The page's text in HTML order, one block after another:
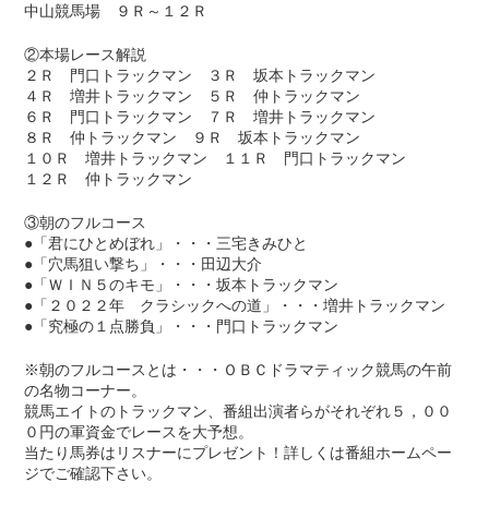
中山競馬場 ９Ｒ～１２Ｒ
②本場レース解説
２Ｒ 門口トラックマン ３Ｒ 坂本トラックマン
４Ｒ 増井トラックマン ５Ｒ 仲トラックマン
６Ｒ 門口トラックマン ７Ｒ 増井トラックマン
８Ｒ 仲トラックマン ９Ｒ 坂本トラックマン
１０Ｒ 増井トラックマン １１Ｒ 門口トラックマン
１２Ｒ 仲トラックマン
③朝のフルコース
●「君にひとめぼれ」・・・三宅きみひと
●「穴馬狙い撃ち」・・・田辺大介
●「ＷＩＮ５のキモ」・・・坂本トラックマン
●「２０２２年 クラシックへの道」・・・増井トラックマン
●「究極の１点勝負」・・・門口トラックマン
※朝のフルコースとは・・・ＯＢＣドラマティック競馬の午前
の名物コーナー。
競馬エイトのトラックマン、番組出演者らがそれぞれ５，００
０円の軍資金でレースを大予想。
当たり馬券はリスナーにプレゼント！詳しくは番組ホームペー
ジでご確認下さい。